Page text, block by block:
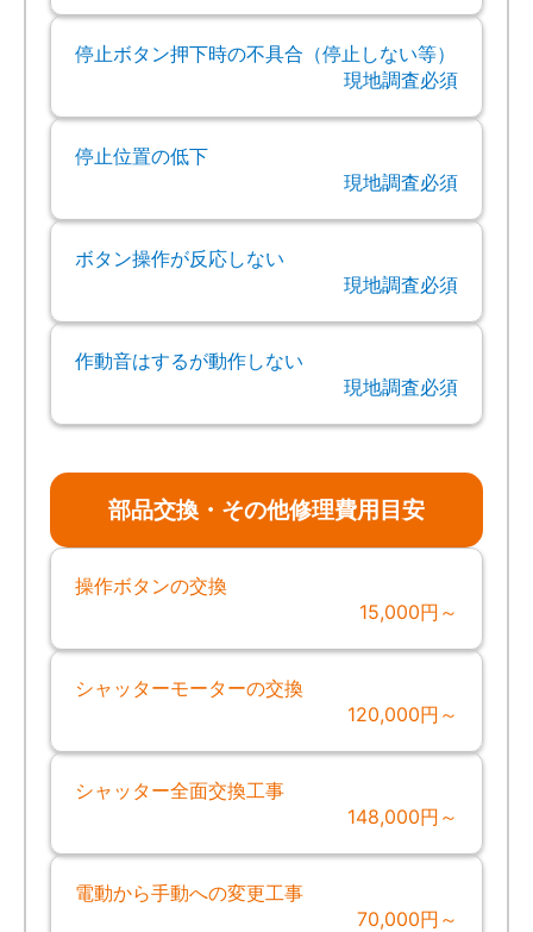
停止ボタン押下時の不具合（停止しない等）
現地調査必須
停止位置の低下
現地調査必須
ボタン操作が反応しない
現地調査必須
作動音はするが動作しない
現地調査必須
部品交換・その他修理費用目安
操作ボタンの交換
15,000円～
シャッターモーターの交換
120,000円～
シャッター全面交換工事
148,000円～
電動から手動への変更工事
70,000円～